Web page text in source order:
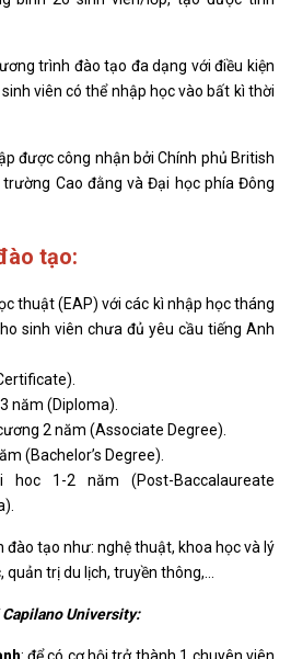
trình đào tạo đa dạng với điều kiện
viên có thể nhập học vào bất kì thời
được công nhận bởi Chính phủ British
trường Cao đằng và Đại học phía Đông
tạo:
thuật (EAP) với các kì nhập học tháng
sinh viên chưa đủ yêu cầu tiếng Anh
năm (Diploma).
2 năm (Associate Degree).
(Bachelor’s Degree).
1-2 năm (Post-Baccalaureate
đào tạo như: nghệ thuật, khoa học và lý
trị du lịch, truyền thông,…
University: